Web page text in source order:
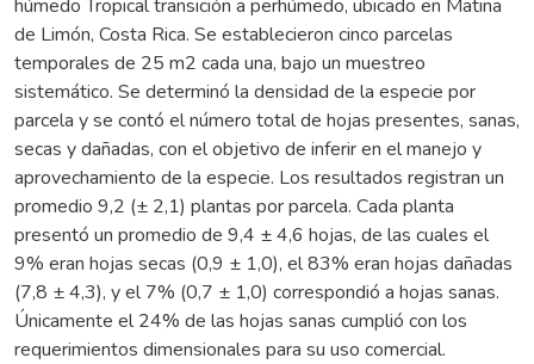
húmedo Tropical transición a perhúmedo, ubicado en Matina
de Limón, Costa Rica. Se establecieron cinco parcelas
temporales de 25 m2 cada una, bajo un muestreo
sistemático. Se determinó la densidad de la especie por
parcela y se contó el número total de hojas presentes, sanas,
secas y dañadas, con el objetivo de inferir en el manejo y
aprovechamiento de la especie. Los resultados registran un
promedio 9,2 (± 2,1) plantas por parcela. Cada planta
presentó un promedio de 9,4 ± 4,6 hojas, de las cuales el
9% eran hojas secas (0,9 ± 1,0), el 83% eran hojas dañadas
(7,8 ± 4,3), y el 7% (0,7 ± 1,0) correspondió a hojas sanas.
Únicamente el 24% de las hojas sanas cumplió con los
requerimientos dimensionales para su uso comercial.